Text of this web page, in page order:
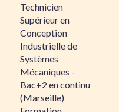
Technicien
Supérieur en
Conception
Industrielle de
Systèmes
Mécaniques -
Bac+2 en continu
(Marseille)